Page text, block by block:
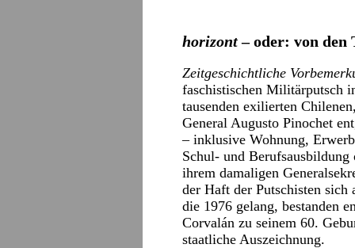
horizont– oder: von
Zeitgeschichtliche
faschistischen Militärputsch
tausenden exilierten
General Augusto Pinochet
– inklusive Wohnung,
Schul- und
ihrem damaligen
der Haft der Putschisten
die 1976 gelang, bestanden
Corvalán zu seinem 60.
staatliche Auszeichnung.